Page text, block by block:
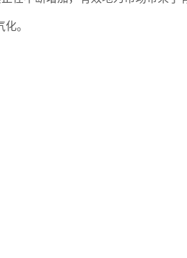
。